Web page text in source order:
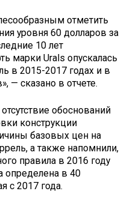
отметить
уровня 60 долларов за
10 лет
марки Urals опускалась
в 2015-2017 годах и в
— сказано в отчете.
обоснований
конструкции
базовых цен на
а также напомнили,
правила в 2016 году
определена в 40
с 2017 года.